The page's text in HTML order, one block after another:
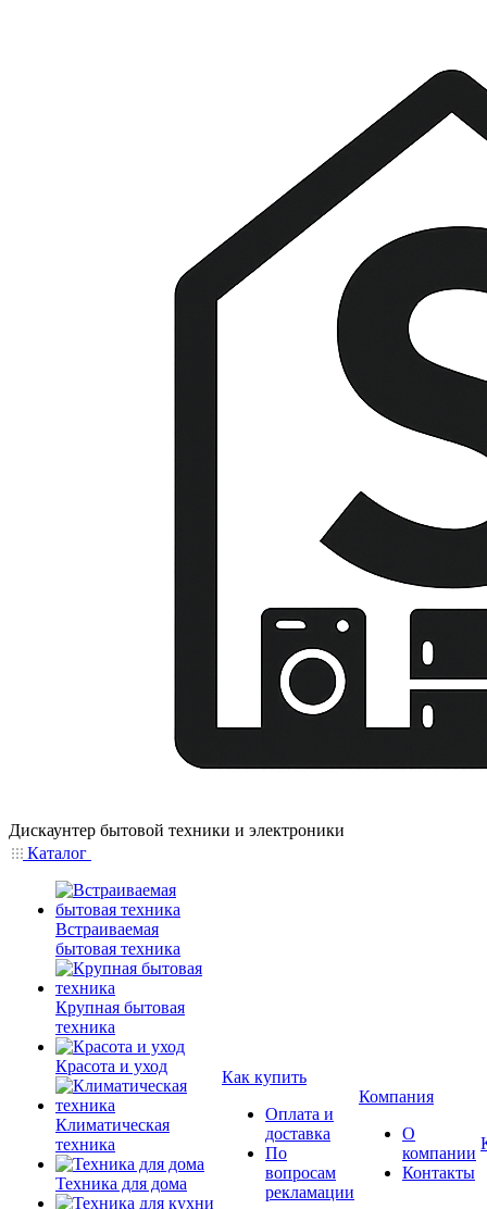
Дискаунтер бытовой техники и электроники
Каталог
Встраиваемая
бытовая техника
Крупная бытовая
техника
Красота и уход
Климатическая
техника
Техника для дома
Как купить
Оплата и
доставка
По
вопросам
рекламации
Компания
О
компании
Контакты